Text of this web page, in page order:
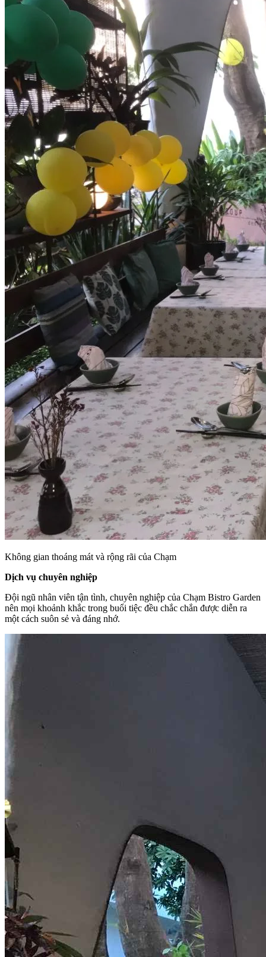
Không gian thoáng mát và rộng rãi của Chạm
Dịch vụ chuyên nghiệp
Đội ngũ nhân viên tận tình, chuyên nghiệp của Chạm Bistro Garden
nên mọi khoảnh khắc trong buổi tiệc đều chắc chắn được diễn ra
một cách suôn sẻ và đáng nhớ.